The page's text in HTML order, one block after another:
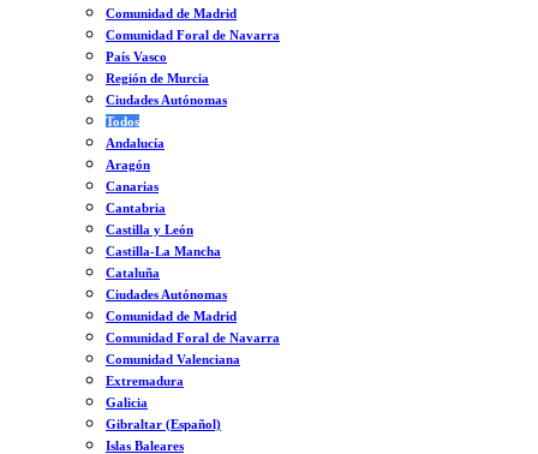
Comunidad de Madrid
Comunidad Foral de Navarra
País Vasco
Región de Murcia
Ciudades Autónomas
Todos
Andalucía
Aragón
Canarias
Cantabria
Castilla y León
Castilla-La Mancha
Cataluña
Ciudades Autónomas
Comunidad de Madrid
Comunidad Foral de Navarra
Comunidad Valenciana
Extremadura
Galicia
Gibraltar (Español)
Islas Baleares